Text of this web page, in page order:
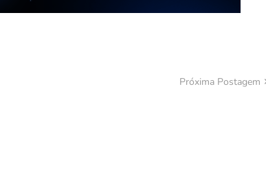
Próxima Postagem